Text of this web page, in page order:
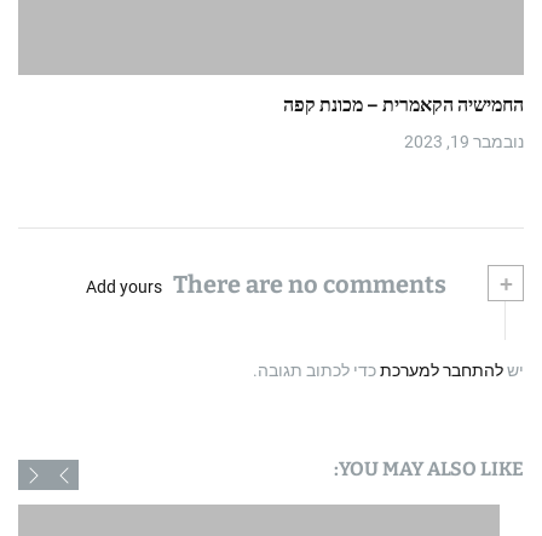
החמישיה הקאמרית – מכונת קפה
נובמבר 19, 2023
+
Add yours
ישלהתחבר למערכתכדי לכתוב תגובה.
YOU MAY ALSO LIKE: